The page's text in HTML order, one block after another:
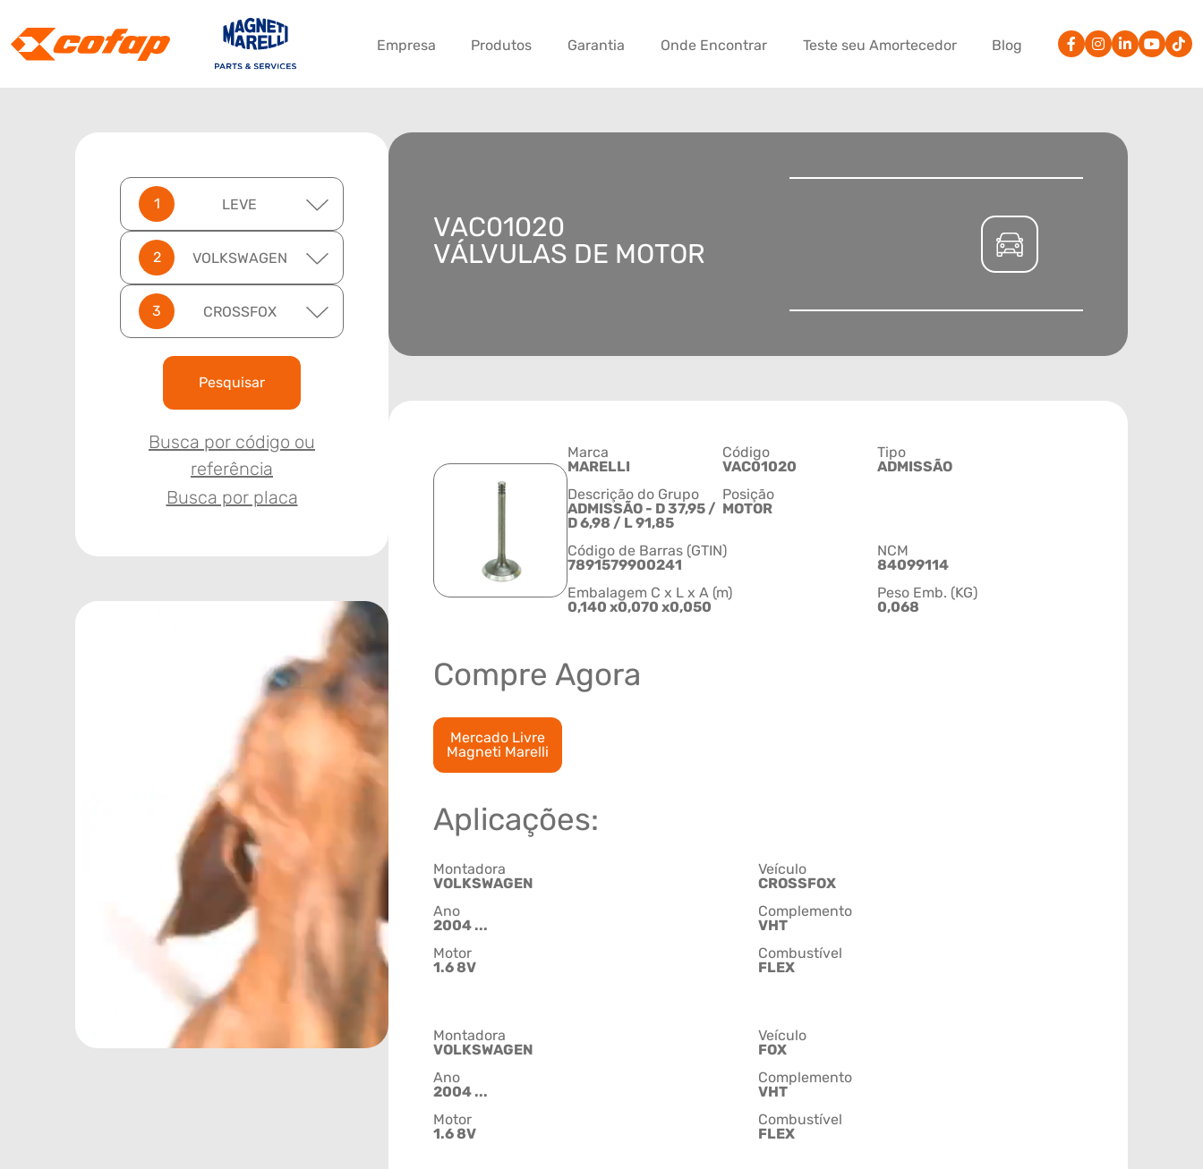
Empresa Produtos Garantia Onde Encontrar Teste seu Amortecedor Blog
LEVE
VOLKSWAGEN
CROSSFOX
Pesquisar
Busca por código ou
referência
Busca por placa
VAC01020
VÁLVULAS DE MOTOR
Marca
MARELLI
Código
VAC01020
Tipo
ADMISSÃO
Descrição do Grupo
ADMISSÃO - D 37,95 /
D 6,98 / L 91,85
Posição
MOTOR
Código de Barras (GTIN)
7891579900241
NCM
84099114
Embalagem C x L x A (m)
0,140 x0,070 x0,050
Peso Emb. (KG)
0,068
Compre Agora
Mercado Livre
Magneti Marelli
Aplicações:
Montadora
VOLKSWAGEN
Veículo
CROSSFOX
Ano
2004 ...
Complemento
VHT
Motor
1.6 8V
Combustível
FLEX
Montadora
VOLKSWAGEN
Veículo
FOX
Ano
2004 ...
Complemento
VHT
Motor
1.6 8V
Combustível
FLEX